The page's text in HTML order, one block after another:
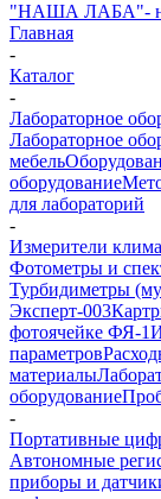
"НАША ЛАБА"-
Главная
-
Каталог
-
Лабораторное
Лабораторное
мебель
оборудование
для лабораторий
-
Измерители
Фотометры и
Турбидиметры
Эксперт-003
фотоячейке ФЯ-1
параметров
материалы
оборудование
-
Портативные
Автономные
приборы и